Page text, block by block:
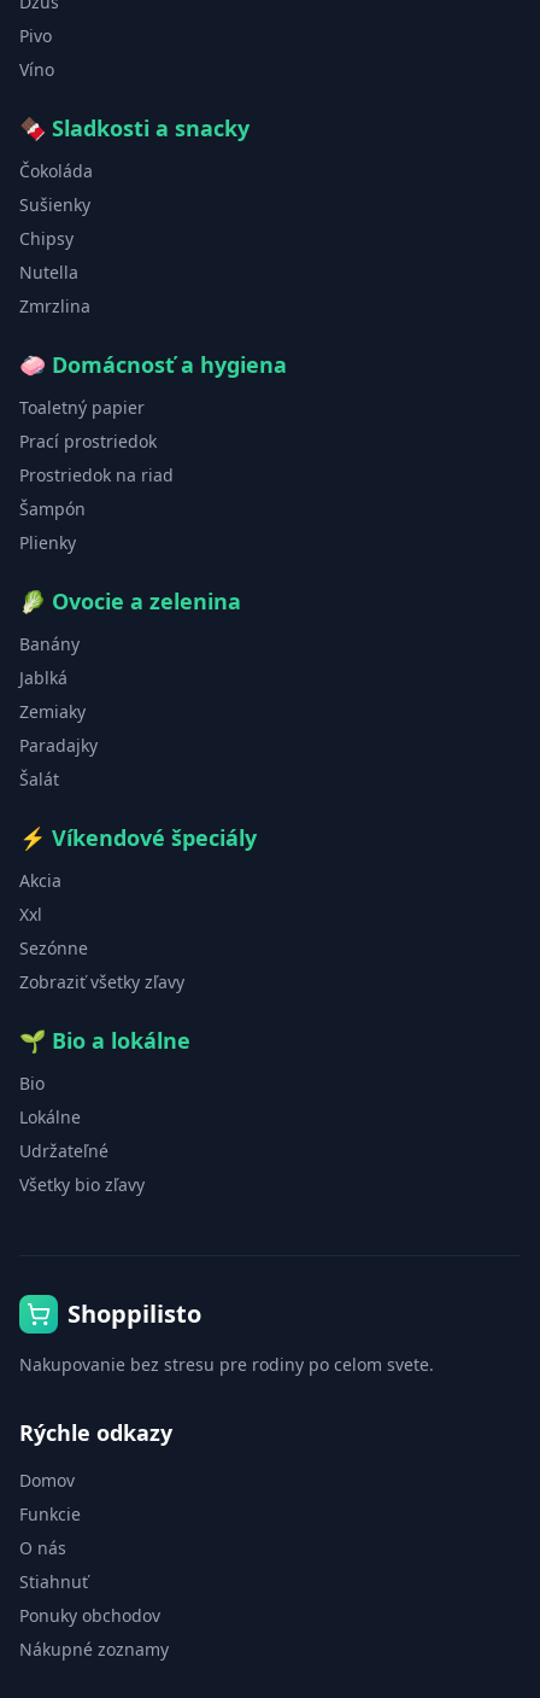
Pivo
Víno
🍫 Sladkosti a snacky
Čokoláda
Sušienky
Chipsy
Nutella
Zmrzlina
🧼 Domácnosť a hygiena
Toaletný papier
Prací prostriedok
Prostriedok na riad
Šampón
Plienky
🥬 Ovocie a zelenina
Banány
Jablká
Zemiaky
Paradajky
Šalát
⚡ Víkendové špeciály
Akcia
Xxl
Sezónne
Zobraziť všetky zľavy
🌱 Bio a lokálne
Bio
Lokálne
Udržateľné
Všetky bio zľavy
Shoppilisto
Nakupovanie bez stresu pre rodiny po celom svete.
Rýchle odkazy
Domov
Funkcie
O nás
Stiahnuť
Ponuky obchodov
Nákupné zoznamy